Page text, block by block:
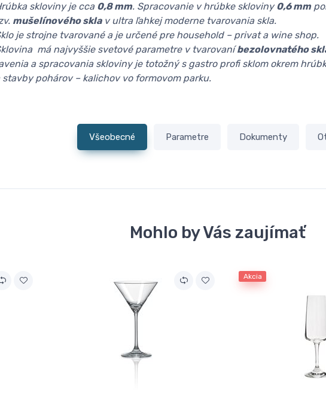
skloviny je cca 0,8 mm. Spracovanie v hrúbke skloviny0,6 mm
mušelínového sklav ultra ľahkej moderne tvarovania skla.
je strojne tvarované a je určené pre household – privat a wine shop.
má najvyššie svetové parametre v tvarovaníbezolovnatého
a spracovania skloviny je totožný s gastro profi sklom okrem
stavby pohárov – kalichov vo formovom parku.
Všeobecné Parametre Dokumenty
Mohlo by Vás zaujímať
Akcia